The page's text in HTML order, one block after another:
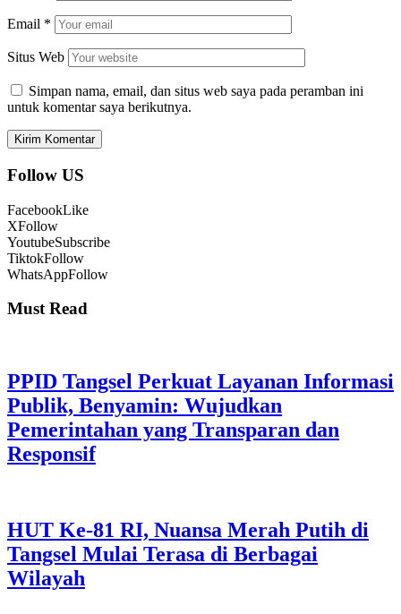
Email *
Situs Web
Simpan nama, email, dan situs web saya pada peramban ini
untuk komentar saya berikutnya.
Follow US
FacebookLike
XFollow
YoutubeSubscribe
TiktokFollow
WhatsAppFollow
Must Read
PPID Tangsel Perkuat Layanan Informasi
Publik, Benyamin: Wujudkan
Pemerintahan yang Transparan dan
Responsif
HUT Ke-81 RI, Nuansa Merah Putih di
Tangsel Mulai Terasa di Berbagai
Wilayah